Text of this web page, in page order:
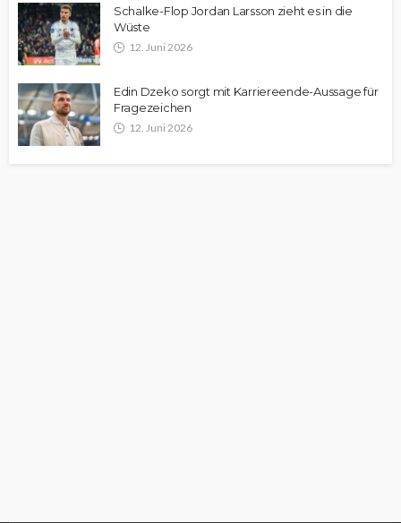
Schalke-Flop Jordan Larsson zieht es in die
Wüste
12. Juni 2026
Edin Dzeko sorgt mit Karriereende-Aussage für
Fragezeichen
12. Juni 2026